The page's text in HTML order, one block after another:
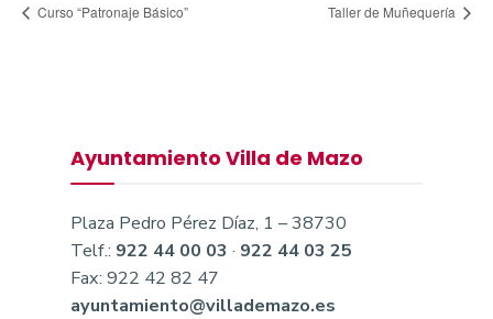
Curso “Patronaje Básico” Taller de Muñequería
Ayuntamiento Villa de Mazo
Plaza Pedro Pérez Díaz, 1 – 38730
Telf.: 922 44 00 03 · 922 44 03 25
Fax: 922 42 82 47
ayuntamiento@villademazo.es